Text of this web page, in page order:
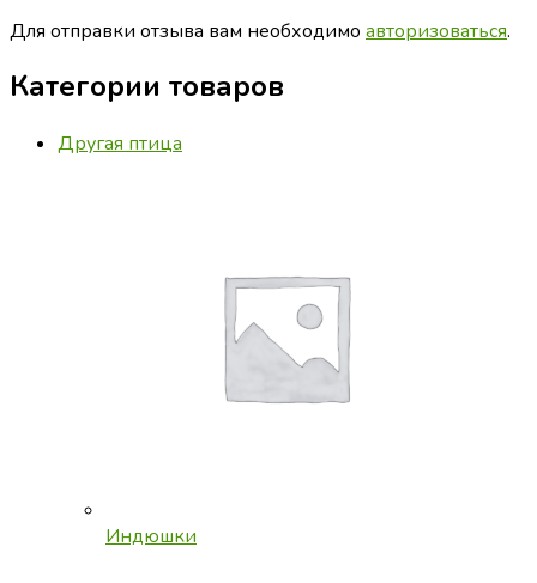
Для отправки отзыва вам необходимо авторизоваться.
Категории товаров
Другая птица
Индюшки